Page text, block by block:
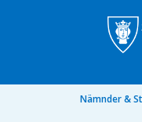
Nämnder &